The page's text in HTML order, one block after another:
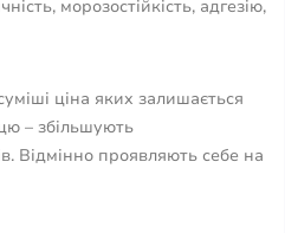
морозостійкість, адгезію,
ціна яких залишається
– збільшують
Відмінно проявляють себе на